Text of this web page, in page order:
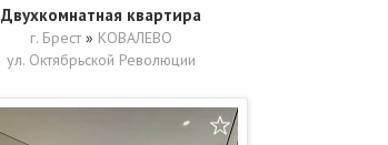
Двухкомнатная квартира
г. Брест » КОВАЛЕВО
ул. Октябрьской Революции